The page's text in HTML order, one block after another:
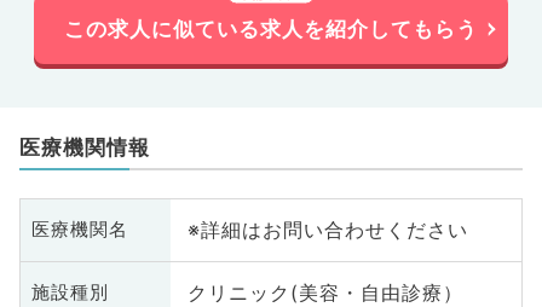
この求人に似ている求人を紹介してもらう
医療機関情報
医療機関名 ※詳細はお問い合わせください
施設種別 クリニック(美容・自由診療）